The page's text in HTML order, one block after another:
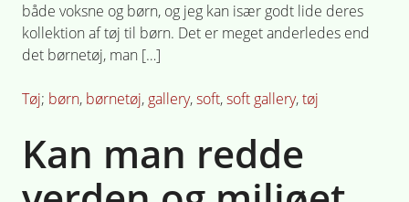
både voksne og børn, og jeg kan især godt lide deres
kollektion af tøj til børn. Det er meget anderledes end
det børnetøj, man […]
Posted
Tøj Tagged
børn, børnetøj, gallery,soft,soft gallery,tøj
Kan man redde